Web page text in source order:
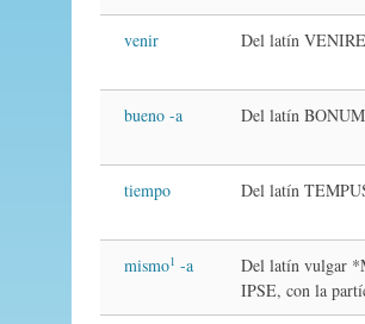
venir Del latín
bueno -a Del latín
tiempo Del latín
mismo1 -a
Del latín vulgar
IPSE, con la